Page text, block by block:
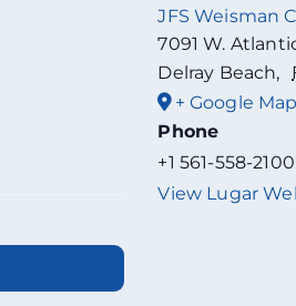
JFS Weisman
7091 W.
Delray Beach,
+ Google Map
Phone
+1 561-558-2100
View Lugar